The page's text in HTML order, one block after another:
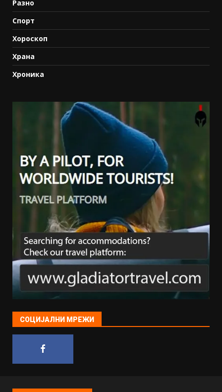
Разно
Спорт
Хороскоп
Храна
Хроника
СОЦИЈАЛНИ МРЕЖИ